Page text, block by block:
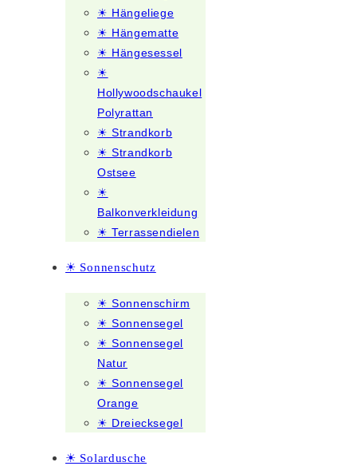
☀ Hängeliege
☀ Hängematte
☀ Hängesessel
☀
Hollywoodschaukel
Polyrattan
☀ Strandkorb
☀ Strandkorb
Ostsee
☀
Balkonverkleidung
☀ Terrassendielen
☀ Sonnenschutz
☀ Sonnenschirm
☀ Sonnensegel
☀ Sonnensegel
Natur
☀ Sonnensegel
Orange
☀ Dreiecksegel
☀ Solardusche